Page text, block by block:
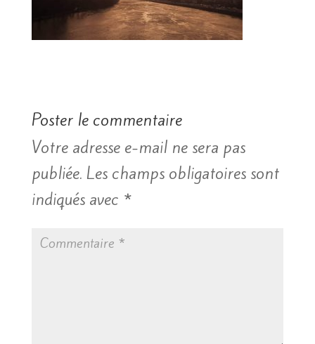
Poster le commentaire
Votre adresse e-mail ne sera pas
publiée. Les champs obligatoires sont
indiqués avec *